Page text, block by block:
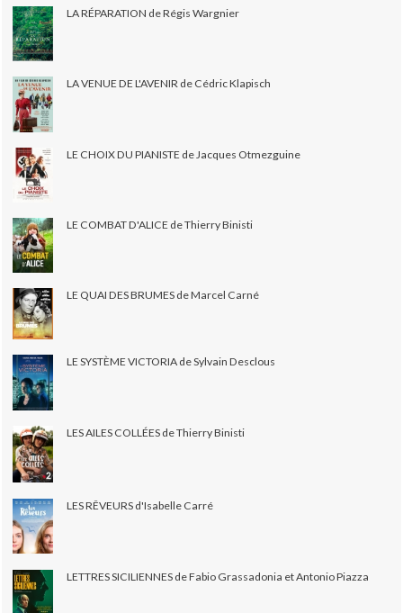
LA RÉPARATION de Régis Wargnier
LA VENUE DE L'AVENIR de Cédric Klapisch
LE CHOIX DU PIANISTE de Jacques Otmezguine
LE COMBAT D'ALICE de Thierry Binisti
LE QUAI DES BRUMES de Marcel Carné
LE SYSTÈME VICTORIA de Sylvain Desclous
LES AILES COLLÉES de Thierry Binisti
LES RÊVEURS d'Isabelle Carré
LETTRES SICILIENNES de Fabio Grassadonia et Antonio Piazza